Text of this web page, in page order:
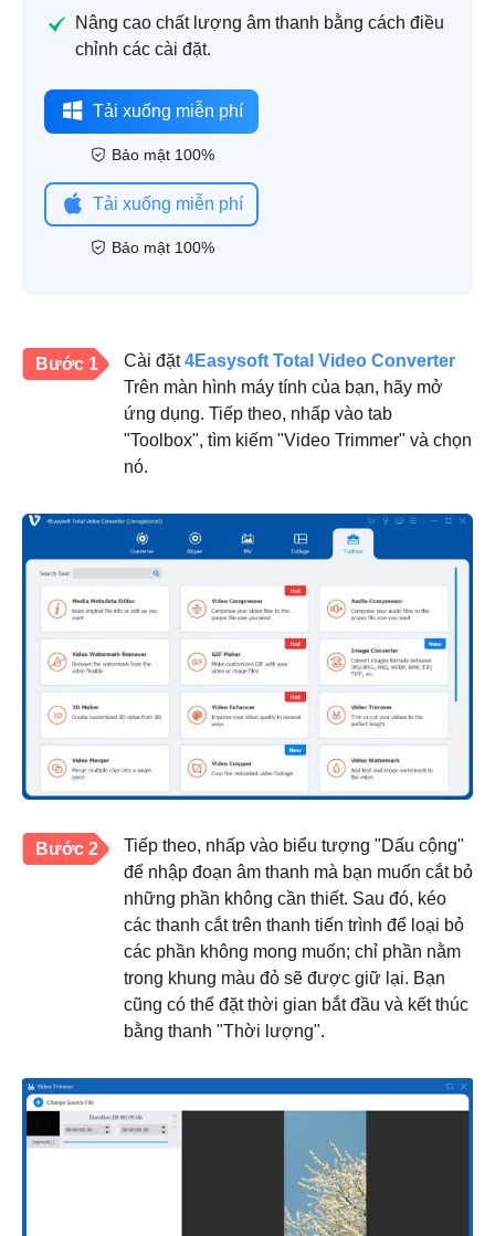
Nâng cao chất lượng âm thanh bằng cách điều
chỉnh các cài đặt.
Tải xuống miễn phí
Bảo mật 100%
Tải xuống miễn phí
Bảo mật 100%
Bước 1 Cài đặt4Easysoft Total Video Converter
Trên màn hình máy tính của bạn, hãy mở
ứng dụng. Tiếp theo, nhấp vào tab
"Toolbox", tìm kiếm "Video Trimmer" và chọn
nó.
Bước 2
Tiếp theo, nhấp vào biểu tượng "Dấu cộng"
để nhập đoạn âm thanh mà bạn muốn cắt bỏ
những phần không cần thiết. Sau đó, kéo
các thanh cắt trên thanh tiến trình để loại bỏ
các phần không mong muốn; chỉ phần nằm
trong khung màu đỏ sẽ được giữ lại. Bạn
cũng có thể đặt thời gian bắt đầu và kết thúc
bằng thanh "Thời lượng".